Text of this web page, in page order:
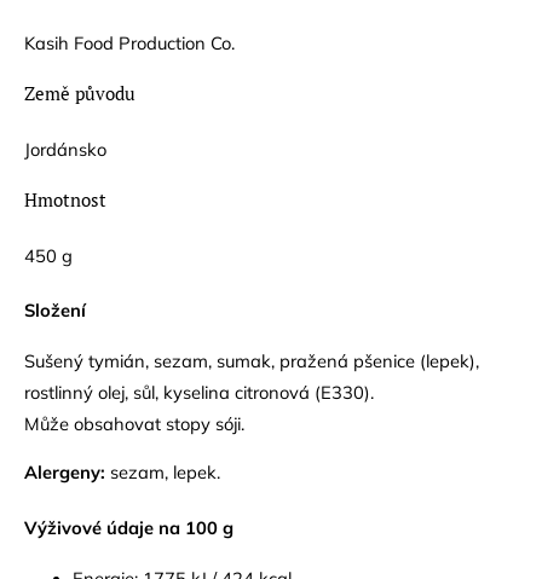
Kasih Food Production Co.
Země původu
Jordánsko
Hmotnost
450 g
Složení
Sušený tymián, sezam, sumak, pražená pšenice (lepek),
rostlinný olej, sůl, kyselina citronová (E330).
Může obsahovat stopy sóji.
Alergeny: sezam, lepek.
Výživové údaje na 100 g